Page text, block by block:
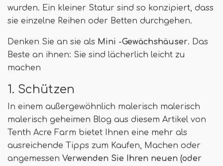
wurden. Ein kleiner Statur sind so konzipiert, dass
sie einzelne Reihen oder Betten durchgehen.
Denken Sie an sie als Mini -Gewächshäuser. Das
Beste an ihnen: Sie sind lächerlich leicht zu
machen
1. Schützen
In einem außergewöhnlich malerisch malerisch
malerisch geheimen Blog aus diesem Artikel von
Tenth Acre Farm bietet Ihnen eine mehr als
ausreichende Tipps zum Kaufen, Machen oder
angemessen Verwenden Sie Ihren neuen (oder